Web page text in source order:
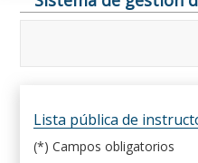
Lista pública de
(*) Campos obligatorios